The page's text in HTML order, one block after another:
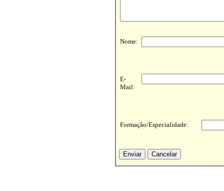
Nome:
E-
Mail:
Formação/Especialidade: